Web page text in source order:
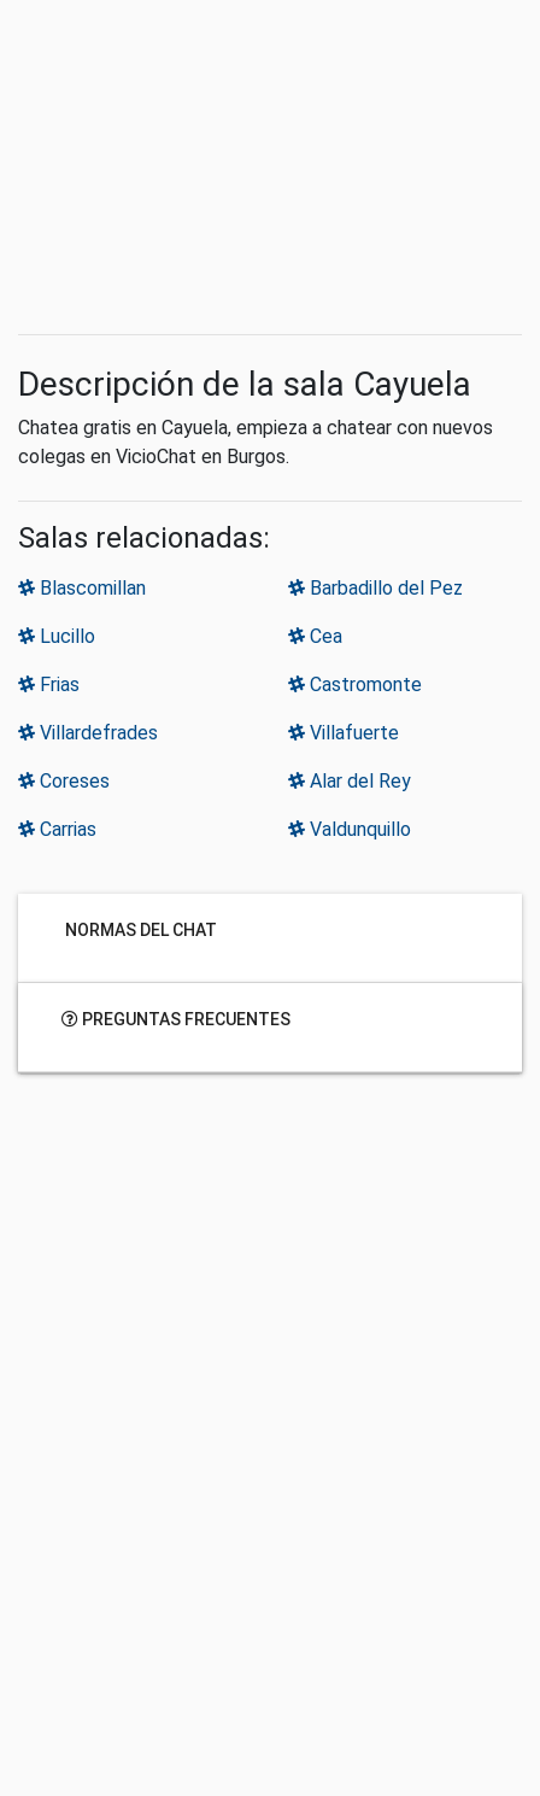
Descripción de la sala Cayuela
Chatea gratis en Cayuela, empieza a chatear con nuevos
colegas en VicioChat en Burgos.
Salas relacionadas:
Blascomillan Barbadillo del Pez
Lucillo Cea
Frias Castromonte
Villardefrades Villafuerte
Coreses Alar del Rey
Carrias Valdunquillo
NORMAS DEL CHAT
PREGUNTAS FRECUENTES